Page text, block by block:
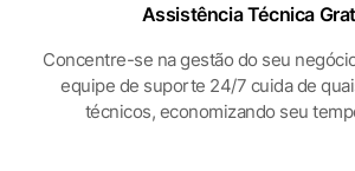
Assistência Técnica
Concentre-se na gestão do seu
equipe de suporte 24/7 cuida de
técnicos, economizando seu